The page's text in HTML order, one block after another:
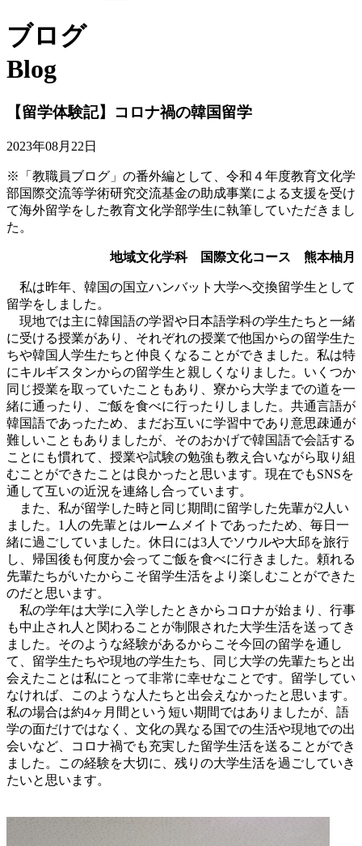
ブログ
Blog
【留学体験記】コロナ禍の韓国留学
2023年08月22日
※「教職員ブログ」の番外編として、令和４年度教育文化学
部国際交流等学術研究交流基金の助成事業による支援を受け
て海外留学をした教育文化学部学生に執筆していただきまし
た。
地域文化学科 国際文化コース 熊本柚月
私は昨年、韓国の国立ハンバット大学へ交換留学生として
留学をしました。
現地では主に韓国語の学習や日本語学科の学生たちと一緒
に受ける授業があり、それぞれの授業で他国からの留学生た
ちや韓国人学生たちと仲良くなることができました。私は特
にキルギスタンからの留学生と親しくなりました。いくつか
同じ授業を取っていたこともあり、寮から大学までの道を一
緒に通ったり、ご飯を食べに行ったりしました。共通言語が
韓国語であったため、まだお互いに学習中であり意思疎通が
難しいこともありましたが、そのおかげで韓国語で会話する
ことにも慣れて、授業や試験の勉強も教え合いながら取り組
むことができたことは良かったと思います。現在でもSNSを
通して互いの近況を連絡し合っています。
また、私が留学した時と同じ期間に留学した先輩が2人い
ました。1人の先輩とはルームメイトであったため、毎日一
緒に過ごしていました。休日には3人でソウルや大邱を旅行
し、帰国後も何度か会ってご飯を食べに行きました。頼れる
先輩たちがいたからこそ留学生活をより楽しむことができた
のだと思います。
私の学年は大学に入学したときからコロナが始まり、行事
も中止され人と関わることが制限された大学生活を送ってき
ました。そのような経験があるからこそ今回の留学を通し
て、留学生たちや現地の学生たち、同じ大学の先輩たちと出
会えたことは私にとって非常に幸せなことです。留学してい
なければ、このような人たちと出会えなかったと思います。
私の場合は約4ヶ月間という短い期間ではありましたが、語
学の面だけではなく、文化の異なる国での生活や現地での出
会いなど、コロナ禍でも充実した留学生活を送ることができ
ました。この経験を大切に、残りの大学生活を過ごしていき
たいと思います。